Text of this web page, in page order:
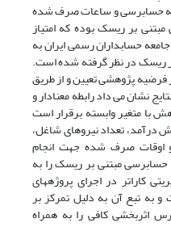
حسابرسی و ساعات صرف شده
بر ریسک بوده که امتیاز
حسابداران رسمی ایران به
ریسک در نظر گرفته شده است.
پژوهشی تعیین و از طریق
نشان می داد رابطه معنادار و
با متغیر وابسته برقرار است
درآمد، تعداد نیروهای شاغل،
اوقات صرف شده جهت انجام
مبتنی بر ریسک را به
کاراتر در اجرای پروژه­های
به تبع آن به دلیل تمرکز بر
اثربخشی کافی را به همراه